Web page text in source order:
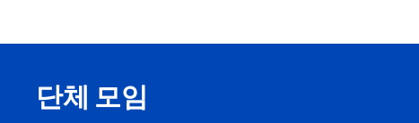
단체 모임